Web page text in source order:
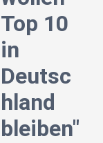
Top 10
in
Deutsc
hland
bleiben"